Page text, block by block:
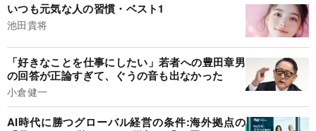
いつも元気な人の習慣・ベスト1
池田貴将
「好きなことを仕事にしたい」若者への豊田章男
の回答が正論すぎて、ぐうの音も出なかった
小倉健一
AI時代に勝つグローバル経営の条件:海外拠点の